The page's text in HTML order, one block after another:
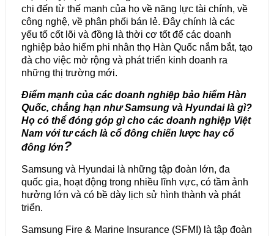
chi đến từ thế mạnh của họ về năng lực tài chính, về
công nghệ, về phân phối bán lẻ. Đây chính là các
yếu tố cốt lõi và đồng là thời cơ tốt để các doanh
nghiệp bảo hiểm phi nhân thọ Hàn Quốc nắm bắt, tạo
đà cho việc mở rộng và phát triển kinh doanh ra
những thị trường mới.
Điểm mạnh của các doanh nghiệp bảo hiểm Hàn
Quốc, chẳng hạn như Samsung và Hyundailà gì?
Họ có thể đóng góp gì cho các doanh nghiệp Việt
Nam với tư cách là cổ đông chiến lược hay cổ
đông lớn?
Samsung và Hyundai là những tập đoàn lớn, đa
quốc gia, hoạt động trong nhiều lĩnh vực, có tầm ảnh
hưởng lớn và có bề dày lịch sử hình thành và phát
triển.
Samsung Fire & Marine Insurance (SFMI) là tập đoàn